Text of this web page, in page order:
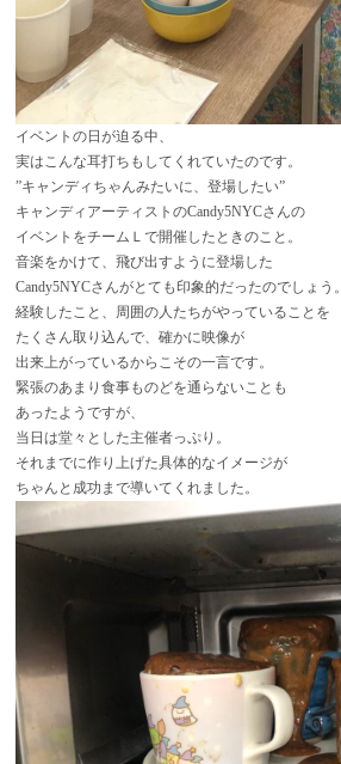
イベントの日が迫る中、
実はこんな耳打ちもしてくれていたのです。
”キャンディちゃんみたいに、登場したい”
キャンディアーティストのCandy5NYCさんの
イベントをチームＬ で開催したときのこと。
音楽をかけて、飛び出すように登場した
Candy5NYCさんがとても印象的だったのでしょう。
経験したこと、周囲の人たちがやっていることを
たくさん取り込んで、確かに映像が
出来上がっているからこその一言です。
緊張のあまり食事ものどを通らないことも
あったようですが、
当日は堂々とした主催者っぷり。
それまでに作り上げた具体的なイメージが
ちゃんと成功まで導いてくれました。